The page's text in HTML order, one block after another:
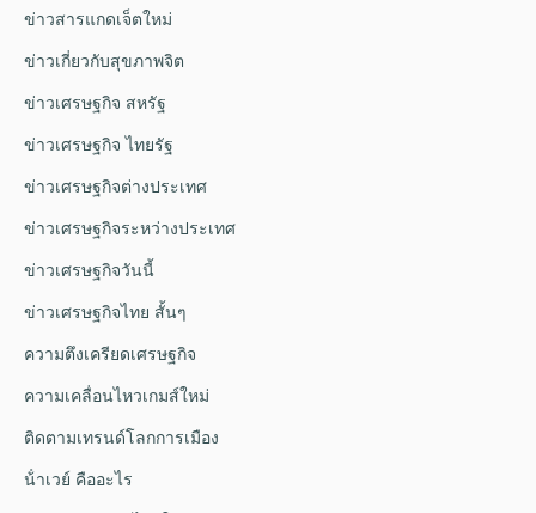
ข่าวสารแกดเจ็ตใหม่
ข่าวเกี่ยวกับสุขภาพจิต
ข่าวเศรษฐกิจ สหรัฐ
ข่าวเศรษฐกิจ ไทยรัฐ
ข่าวเศรษฐกิจต่างประเทศ
ข่าวเศรษฐกิจระหว่างประเทศ
ข่าวเศรษฐกิจวันนี้
ข่าวเศรษฐกิจไทย สั้นๆ
ความตึงเครียดเศรษฐกิจ
ความเคลื่อนไหวเกมส์ใหม่
ติดตามเทรนด์โลกการเมือง
น้ําเวย์ คืออะไร